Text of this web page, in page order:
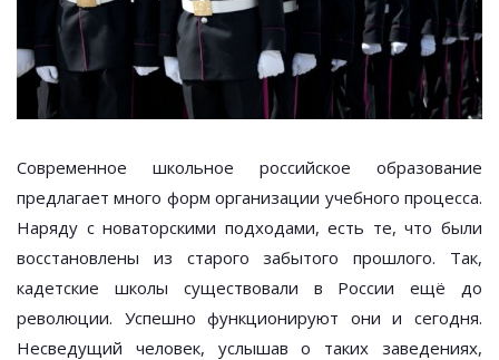
Современное школьное российское образование
предлагает много форм организации учебного процесса.
Наряду с новаторскими подходами, есть те, что были
восстановлены из старого забытого прошлого. Так,
кадетские школы существовали в России ещё до
революции. Успешно функционируют они и сегодня.
Несведущий человек, услышав о таких заведениях,